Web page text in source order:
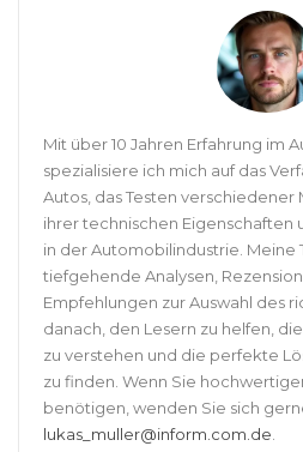
Mit über 10 Jahren Erfahrung im
spezialisiere ich mich auf das
Autos, das Testen verschiedener
ihrer technischen Eigenschaften
in der Automobilindustrie. Meine
tiefgehende Analysen,
Empfehlungen zur Auswahl des
danach, den Lesern zu helfen,
zu verstehen und die perfekte
zu finden. Wenn Sie
benötigen, wenden Sie sich
lukas_muller@inform.com.de